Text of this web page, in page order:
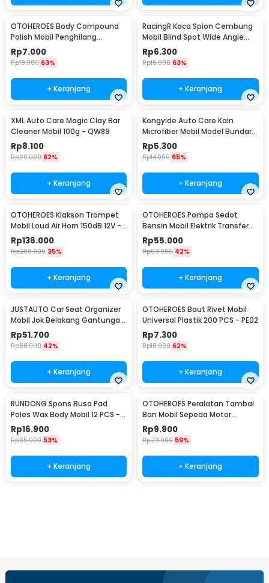
OTOHEROES Body Compound
Polish Mobil Penghilang
Goresan 15g with Spons - YYC-
508
Rp7.000
Rp18.900 63%
+ Keranjang
RacingR Kaca Spion Cembung
Mobil Blind Spot Wide Angle
50mm 2 Pcs - J0027
Rp6.300
Rp16.900 63%
+ Keranjang
XML Auto Care Magic Clay Bar
Cleaner Mobil 100g - QW89
Rp8.100
Rp20.900 62%
+ Keranjang
Kongyide Auto Care Kain
Microfiber Mobil Model Bundar -
L-20
Rp5.300
Rp14.900 65%
+ Keranjang
OTOHEROES Klakson Trompet
Mobil Loud Air Horn 150dB 12V -
JD4001
Rp136.000
Rp208.900 35%
+ Keranjang
OTOHEROES Pompa Sedot
Bensin Mobil Elektrik Transfer
Pump 38mm DC 12V - CT-14
Rp55.000
Rp93.900 42%
+ Keranjang
JUSTAUTO Car Seat Organizer
Mobil Jok Belakang Gantungan
Barang Tisu - Z-354
Rp51.700
Rp88.900 42%
+ Keranjang
OTOHEROES Baut Rivet Mobil
Universal Plastik 200 PCS - PE02
Rp7.300
Rp18.900 62%
+ Keranjang
RUNDONG Spons Busa Pad
Poles Wax Body Mobil 12 PCS -
R2010
Rp16.900
Rp35.900 53%
+ Keranjang
OTOHEROES Peralatan Tambal
Ban Mobil Sepeda Motor
Tubeless - KBTB02
Rp9.900
Rp23.900 59%
+ Keranjang